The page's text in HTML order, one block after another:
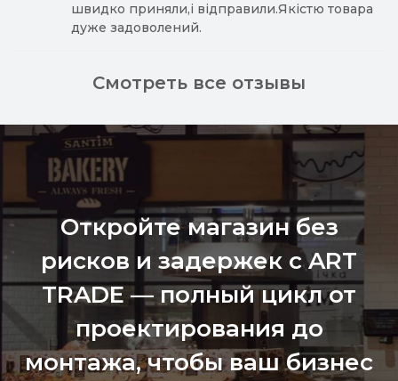
швидко приняли,і відправили.Якістю товара
дуже задоволений.
Смотреть все отзывы
Откройте магазин без
рисков и задержек с ART
TRADE — полный цикл от
проектирования до
монтажа, чтобы ваш бизнес